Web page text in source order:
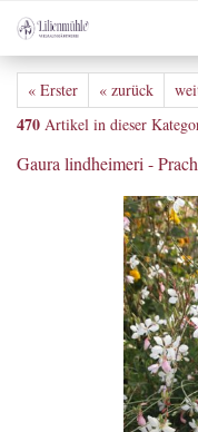
« Erster « zurück
470 Artikel in dieser
Gaura lindheimeri -